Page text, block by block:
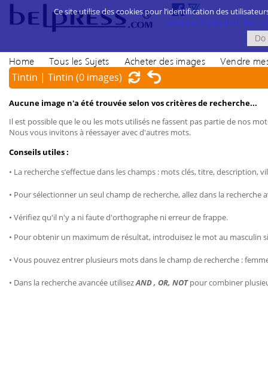
Home Tous les Sujets Acheter des images Vendre
Tintin | Tintin (0 images)
Aucune image n'a été trouvée selon vos critères de recherche...
Il est possible que le ou les mots utilisés ne fassent pas partie de nos
Nous vous invitons à réessayer avec d'autres mots.
Conseils utiles :
• La recherche s’effectue dans les champs : mots clés, titre, description,
• Pour sélectionner un seul champ de recherche, allez dans la recherche
• Vérifiez qu'il n'y a ni faute d'orthographe ni erreur de frappe.
• Pour obtenir un maximum de résultat, introduisez le mot au masculin
• Vous pouvez entrer plusieurs mots dans le champ de recherche :
• Dans la recherche avancée utilisezAND , OR, NOTpour combiner
Ce site utilise des cookies pour l’identification des
politique d’utilisation des